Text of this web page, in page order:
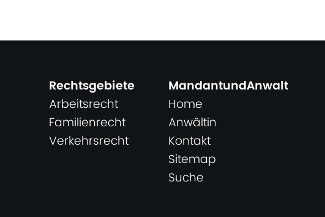
Rechtsgebiete
Arbeitsrecht
Familienrecht
Verkehrsrecht
MandantundAnwalt
Home
Anwältin
Kontakt
Sitemap
Suche